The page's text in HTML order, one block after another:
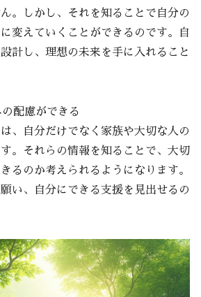
。しかし、それを知ることで自分の
変えていくことができるのです。自
計し、理想の未来を手に入れること
配慮ができる
、自分だけでなく家族や大切な人の
。それらの情報を知ることで、大切
るのか考えられるようになります。
い、自分にできる支援を見出せるの